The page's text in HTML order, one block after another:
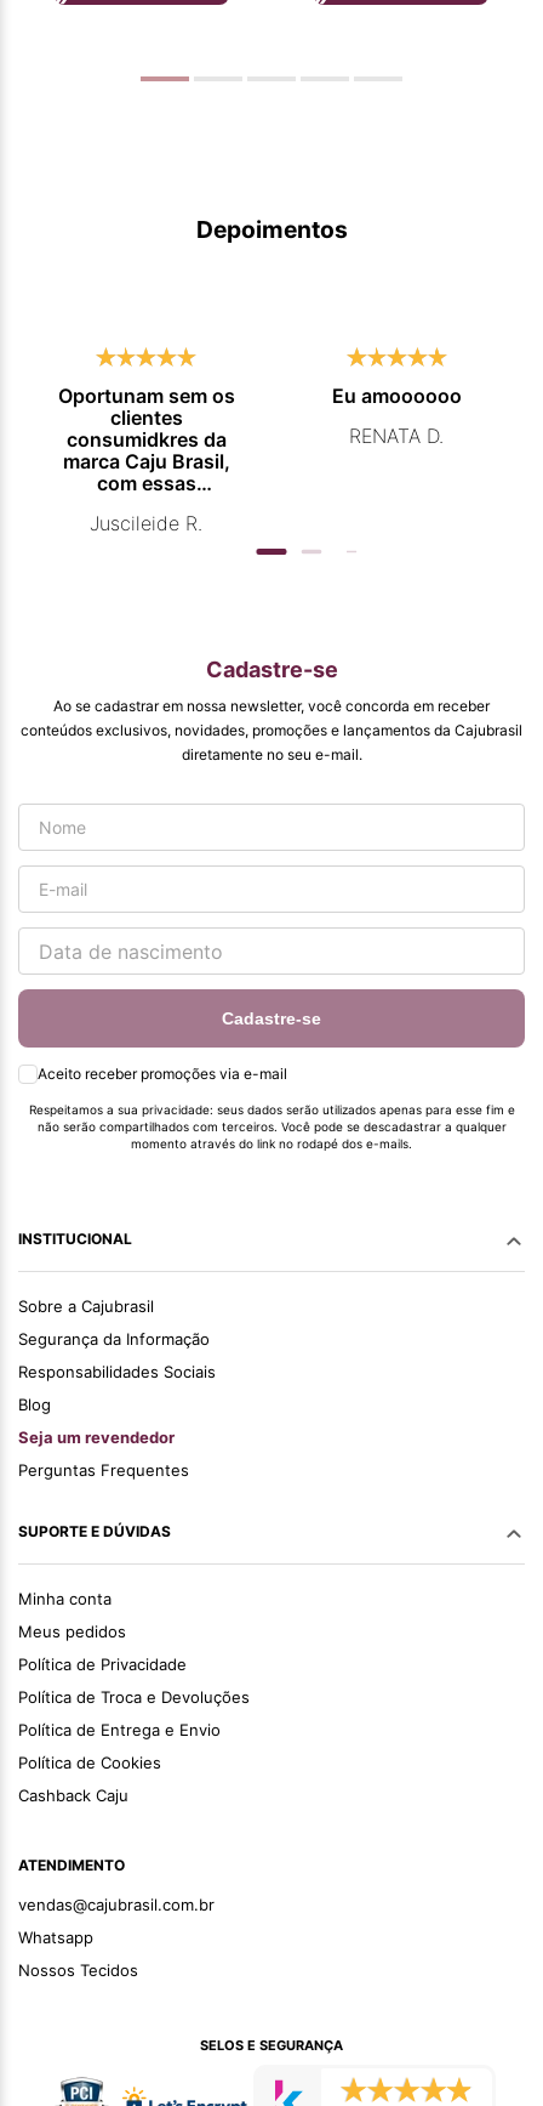
Depoimentos
Oportunam sem os
clientes
consumidkres da
marca Caju Brasil,
com essas
promocionais de
qualidade que vcs
entregam. Parabéns
#
pormaiscampanhaspromorcionais.
Juscileide R.
Eu amoooooo
RENATA D.
Cadastre-se
Ao se cadastrar em nossa newsletter, você concorda em receber
conteúdos exclusivos, novidades, promoções e lançamentos da Cajubrasil
diretamente no seu e-mail.
Cadastre-se
Aceito receber promoções via e-mail
Respeitamos a sua privacidade: seus dados serão utilizados apenas para esse fim e
não serão compartilhados com terceiros. Você pode se descadastrar a qualquer
momento através do link no rodapé dos e-mails.
INSTITUCIONAL
Sobre a Cajubrasil
Segurança da Informação
Responsabilidades Sociais
Blog
Seja um revendedor
Perguntas Frequentes
SUPORTE E DÚVIDAS
Minha conta
Meus pedidos
Política de Privacidade
Política de Troca e Devoluções
Política de Entrega e Envio
Política de Cookies
Cashback Caju
ATENDIMENTO
vendas@cajubrasil.com.br
Whatsapp
Nossos Tecidos
SELOS E SEGURANÇA